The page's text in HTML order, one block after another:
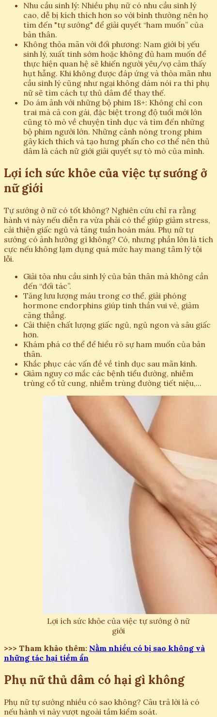
Nhu cầu sinh lý: Nhiều phụ nữ có nhu cầu sinh lý
cao, dễ bị kích thích hơn so với bình thường nên họ
tìm đến "tự sướng" để giải quyết “ham muốn” của
bản thân.
Không thỏa mãn với đối phương: Nam giới bị yếu
sinh lý, xuất tinh sớm hoặc không đủ ham muốn để
thực hiện quan hệ sẽ khiến người yêu/vợ cảm thấy
hụt hẫng. Khi không được đáp ứng và thỏa mãn nhu
cầu sinh lý cũng như ngại không dám nói ra thì phụ
nữ sẽ tìm cách tự thủ dâm để thay thế.
Do ám ảnh với những bộ phim 18+: Không chỉ con
trai mà cả con gái, đặc biệt trong độ tuổi mới lớn
cũng tò mò về chuyện tình dục và tìm đến những
bộ phim người lớn. Những cảnh nóng trong phim
gây kích thích và tạo hưng phấn cho cơ thể nên thủ
dâm là cách nữ giới giải quyết sự tò mò của mình.
Lợi ích sức khỏe của việc tự sướng ở
nữ giới
Tự sướng ở nữ có tốt không? Nghiên cứu chỉ ra rằng
hành vi này nếu diễn ra vừa phải có thể giúp giảm stress,
cải thiện giấc ngủ và tăng tuần hoàn máu. Phụ nữ tự
sướng có ảnh hưởng gì không? Có, nhưng phần lớn là tích
cực nếu không lạm dụng quá mức hay mang tâm lý tội
lỗi.
Giải tỏa nhu cầu sinh lý của bản thân mà không cần
đến “đối tác”.
Tăng lưu lượng máu trong cơ thể, giải phóng
hormone endorphins giúp tinh thần vui vẻ, giảm
căng thẳng.
Cải thiện chất lượng giấc ngủ, ngủ ngon và sâu giấc
hơn.
Khám phá cơ thể để hiểu rõ sự ham muốn của bản
thân.
Khắc phục các vấn đề về tình dục sau mãn kinh.
Giảm nguy cơ mắc các bệnh tiểu đường, nhiễm
trùng cổ tử cung, nhiễm trùng đường tiết niệu,...
Lợi ích sức khỏe của việc tự sướng ở nữ
giới
>>> Tham khảo thêm: Nằm nhiều có bị sao không và
những tác hại tiềm ẩn
Phụ nữ thủ dâm có hại gì không
Phụ nữ tự sướng nhiều có sao không? Câu trả lời là có
nếu hành vi này vượt ngoài tầm kiểm soát.